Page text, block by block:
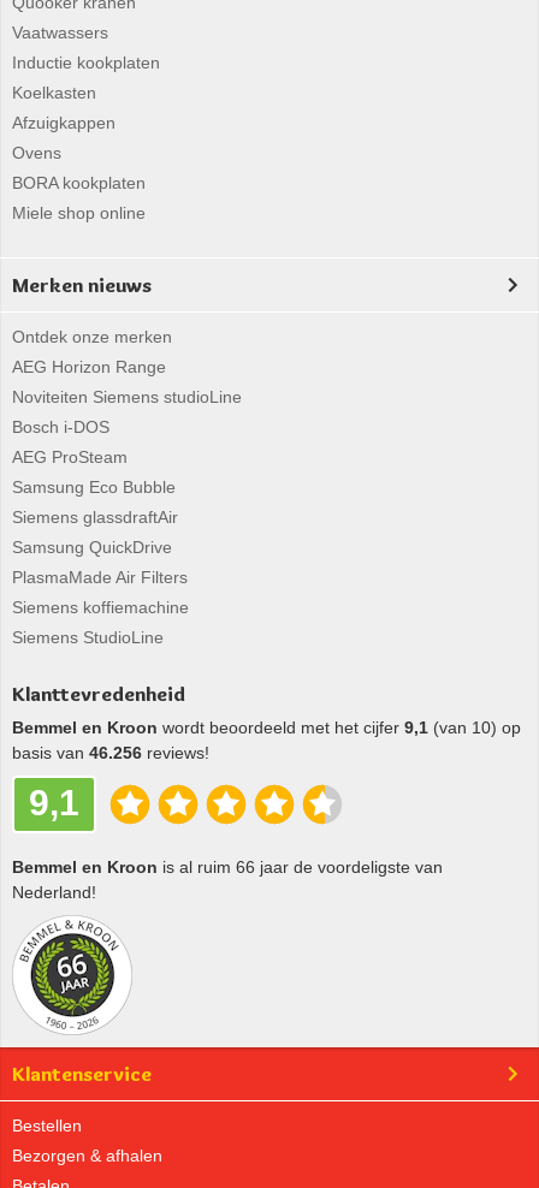
Vaatwassers
Inductie kookplaten
Koelkasten
Afzuigkappen
Ovens
BORA kookplaten
Miele shop online
Merken nieuws
Ontdek onze merken
AEG Horizon Range
Noviteiten Siemens studioLine
Bosch i-DOS
AEG ProSteam
Samsung Eco Bubble
Siemens glassdraftAir
Samsung QuickDrive
PlasmaMade Air Filters
Siemens koffiemachine
Siemens StudioLine
Klanttevredenheid
Bemmel en Kroon wordt beoordeeld met het cijfer 9,1 (van 10) op
basis van 46.256 reviews!
9,1
Bemmel en Kroon is al ruim 66 jaar de voordeligste van
Nederland!
Klantenservice
Bestellen
Bezorgen & afhalen